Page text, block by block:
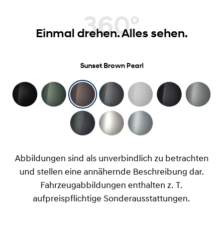
360°
Einmal drehen. Alles sehen.
Sunset Brown Pearl
Abbildungen sind als unverbindlich zu betrachten
und stellen eine annähernde Beschreibung dar.
Fahrzeugabbildungen enthalten z. T.
aufpreispflichtige Sonderausstattungen.